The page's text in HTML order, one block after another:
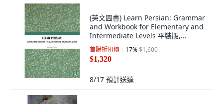
(英文圖書) Learn Persian: Grammar
and Workbook for Elementary and
Intermediate Levels 平裝版,
Routledge, 英文
首購折扣價 17%$1,600
$1,320
8/17 預計送達